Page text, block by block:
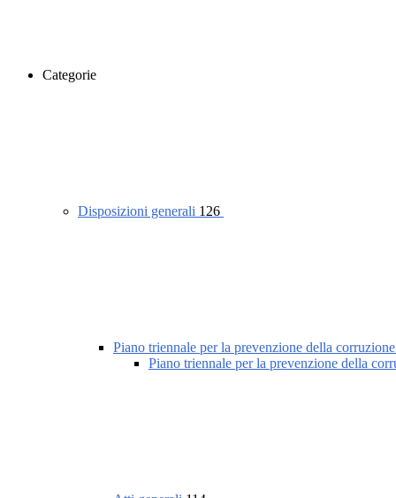
Categorie
Disposizioni generali 126
Piano triennale per la prevenzione della
Piano triennale per la prevenzione della